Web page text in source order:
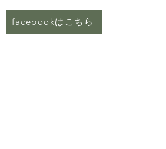
facebookはこちら